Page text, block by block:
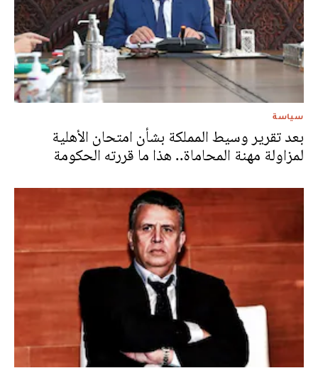
سياسة
بعد تقرير وسيط المملكة بشأن امتحان الأهلية
لمزاولة مهنة المحاماة.. هذا ما قررته الحكومة